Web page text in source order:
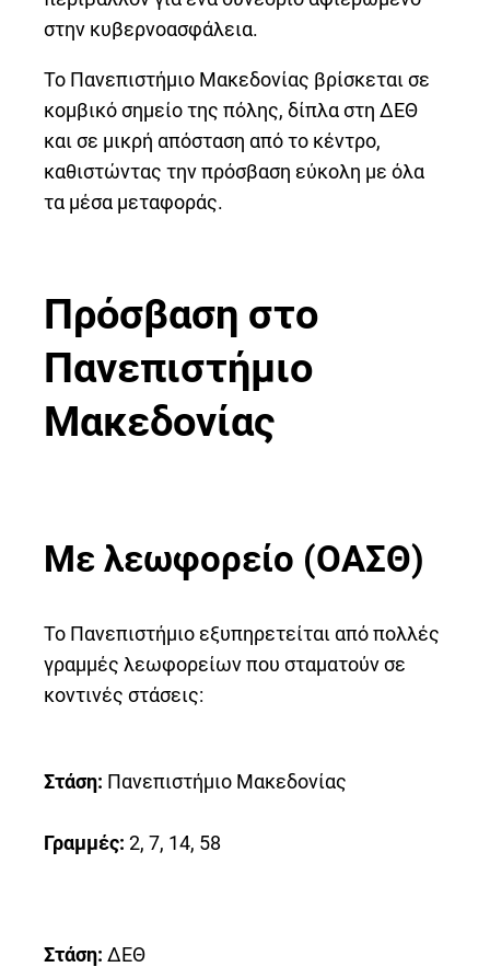
στην κυβερνοασφάλεια.
Το Πανεπιστήμιο Μακεδονίας βρίσκεται σε
κομβικό σημείο της πόλης, δίπλα στη ΔΕΘ
και σε μικρή απόσταση από το κέντρο,
καθιστώντας την πρόσβαση εύκολη με όλα
τα μέσα μεταφοράς.
Πρόσβαση στο
Πανεπιστήμιο
Μακεδονίας
Με λεωφορείο (ΟΑΣΘ)
Το Πανεπιστήμιο εξυπηρετείται από πολλές
γραμμές λεωφορείων που σταματούν σε
κοντινές στάσεις:
Στάση: Πανεπιστήμιο Μακεδονίας
Γραμμές: 2, 7, 14, 58
Στάση: ΔΕΘ